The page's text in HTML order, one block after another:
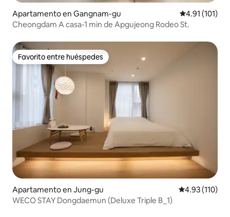
Apartamento en Gangnam-gu Calificación
4.91 (101)
Cheongdam A casa-1 min de Apgujeong Rodeo St.
Favorito entre huéspedes
Favorito entre huéspedes
Apartamento en Jung-gu Calificación
4.93 (110)
WECO STAY Dongdaemun (Deluxe Triple B_1)